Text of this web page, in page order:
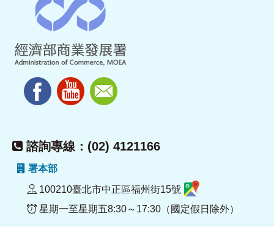
諮詢專線：(02) 4121166
署本部
100210臺北市中正區福州街15號
星期一至星期五8:30～17:30（國定假日除外）